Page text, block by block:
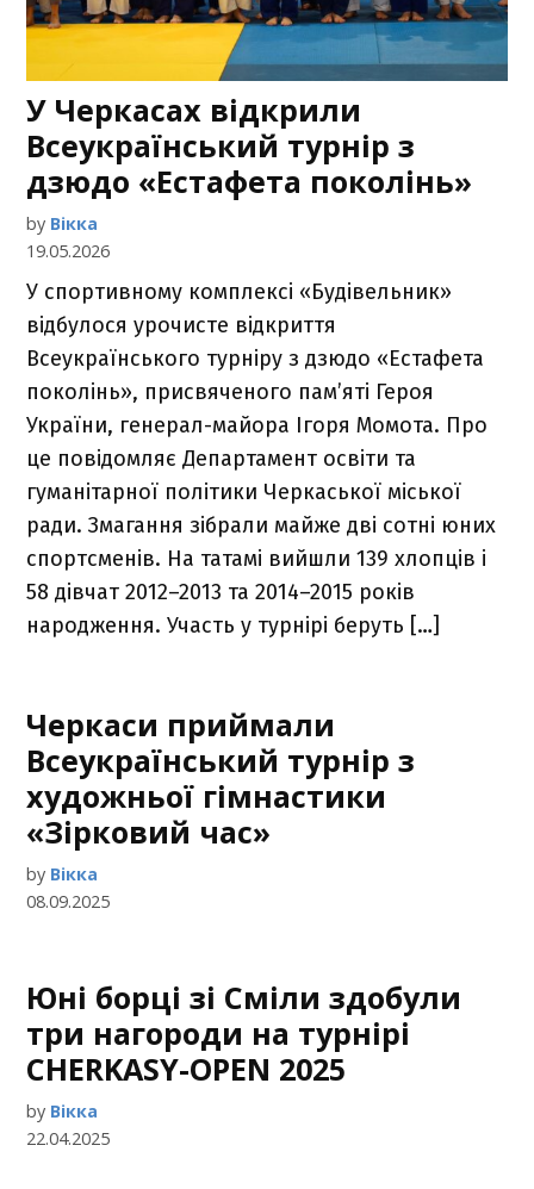
У Черкасах відкрили
Всеукраїнський турнір з
дзюдо «Естафета поколінь»
by Вікка
19.05.2026
У спортивному комплексі «Будівельник»
відбулося урочисте відкриття
Всеукраїнського турніру з дзюдо «Естафета
поколінь», присвяченого пам’яті Героя
України, генерал-майора Ігоря Момота. Про
це повідомляє Департамент освіти та
гуманітарної політики Черкаської міської
ради. Змагання зібрали майже дві сотні юних
спортсменів. На татамі вийшли 139 хлопців і
58 дівчат 2012–2013 та 2014–2015 років
народження. Участь у турнірі беруть […]
Черкаси приймали
Всеукраїнський турнір з
художньої гімнастики
«Зірковий час»
by Вікка
08.09.2025
Юні борці зі Сміли здобули
три нагороди на турнірі
CHERKASY-OPEN 2025
by Вікка
22.04.2025